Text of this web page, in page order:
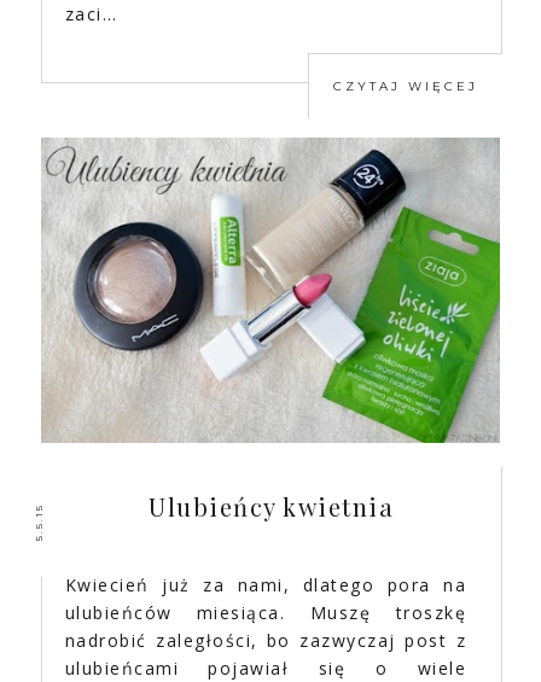
zaci…
CZYTAJ WIĘCEJ
5.5.15 Ulubieńcy kwietnia
Kwiecień już za nami, dlatego pora na
ulubieńców miesiąca. Muszę troszkę
nadrobić zaległości, bo zazwyczaj post z
ulubieńcami pojawiał się o wiele